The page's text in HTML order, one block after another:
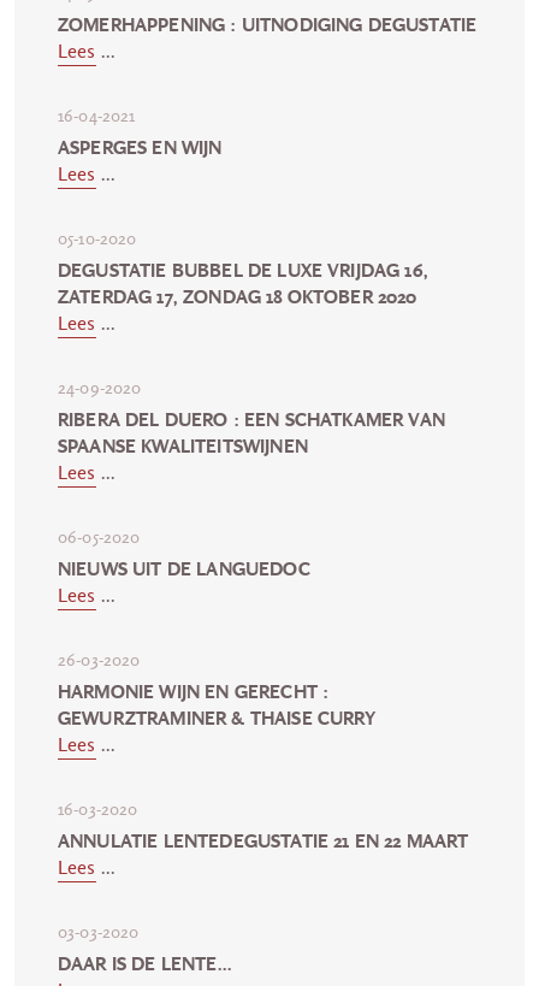
ZOMERHAPPENING : UITNODIGING DEGUSTATIE
Lees ...
16-04-2021
ASPERGES EN WIJN
Lees ...
05-10-2020
DEGUSTATIE BUBBEL DE LUXE VRIJDAG 16,
ZATERDAG 17, ZONDAG 18 OKTOBER 2020
Lees ...
24-09-2020
RIBERA DEL DUERO : EEN SCHATKAMER VAN
SPAANSE KWALITEITSWIJNEN
Lees ...
06-05-2020
NIEUWS UIT DE LANGUEDOC
Lees ...
26-03-2020
HARMONIE WIJN EN GERECHT :
GEWURZTRAMINER & THAISE CURRY
Lees ...
16-03-2020
ANNULATIE LENTEDEGUSTATIE 21 EN 22 MAART
Lees ...
03-03-2020
DAAR IS DE LENTE...